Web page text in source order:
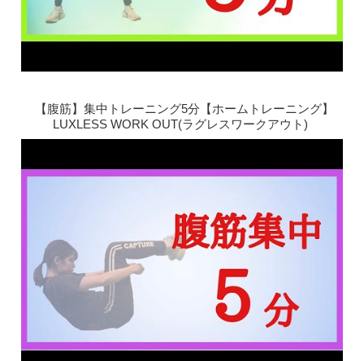
【腹筋】集中トレーニング5分【ホームトレーニング】
LUXLESS WORK OUT(ラグレスワークアウト)